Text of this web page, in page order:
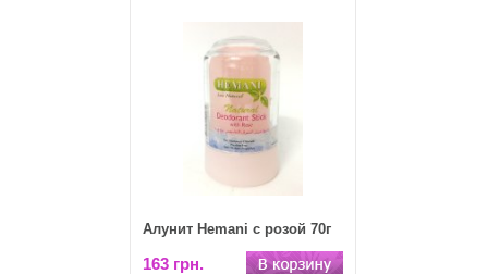
Алунит Hemani с розой 70г
163 грн.